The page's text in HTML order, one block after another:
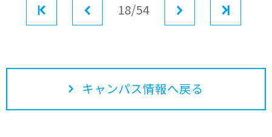
前へ18/54
キャンパス情報へ戻る